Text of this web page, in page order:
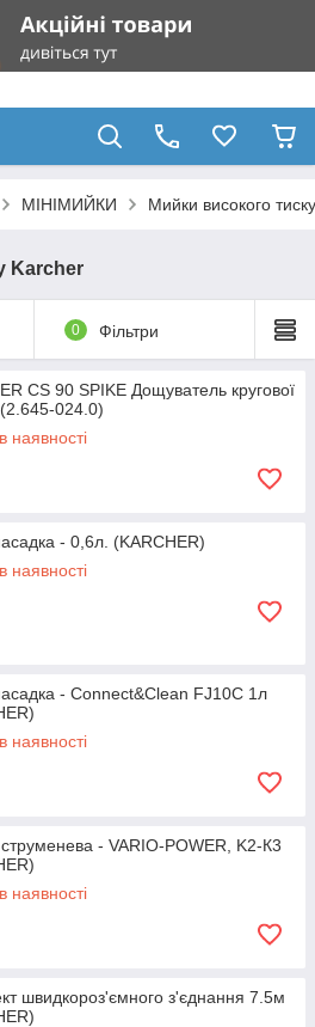
МІНІМИЙКИ Мийки високого
Karcher
0 Фільтри
CS 90 SPIKE Дощуватель кругової
(2.645-024.0)
наявності
- 0,6л. (KARCHER)
наявності
- Connect&Clean FJ10C 1л
наявності
- VARIO-POWER, K2-К3
наявності
швидкороз'ємного з'єднання 7.5м